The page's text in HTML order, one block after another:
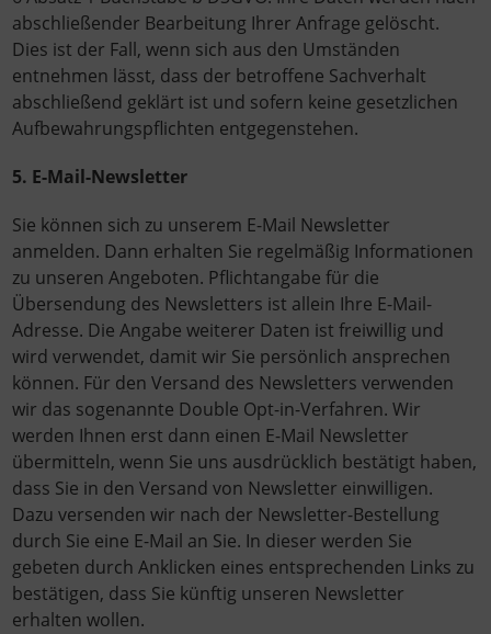
abschließender Bearbeitung Ihrer Anfrage gelöscht.
Dies ist der Fall, wenn sich aus den Umständen
entnehmen lässt, dass der betroffene Sachverhalt
abschließend geklärt ist und sofern keine gesetzlichen
Aufbewahrungspflichten entgegenstehen.
5. E-Mail-Newsletter
Sie können sich zu unserem E-Mail Newsletter
anmelden. Dann erhalten Sie regelmäßig Informationen
zu unseren Angeboten. Pflichtangabe für die
Übersendung des Newsletters ist allein Ihre E-Mail-
Adresse. Die Angabe weiterer Daten ist freiwillig und
wird verwendet, damit wir Sie persönlich ansprechen
können. Für den Versand des Newsletters verwenden
wir das sogenannte Double Opt-in-Verfahren. Wir
werden Ihnen erst dann einen E-Mail Newsletter
übermitteln, wenn Sie uns ausdrücklich bestätigt haben,
dass Sie in den Versand von Newsletter einwilligen.
Dazu versenden wir nach der Newsletter-Bestellung
durch Sie eine E-Mail an Sie. In dieser werden Sie
gebeten durch Anklicken eines entsprechenden Links zu
bestätigen, dass Sie künftig unseren Newsletter
erhalten wollen.